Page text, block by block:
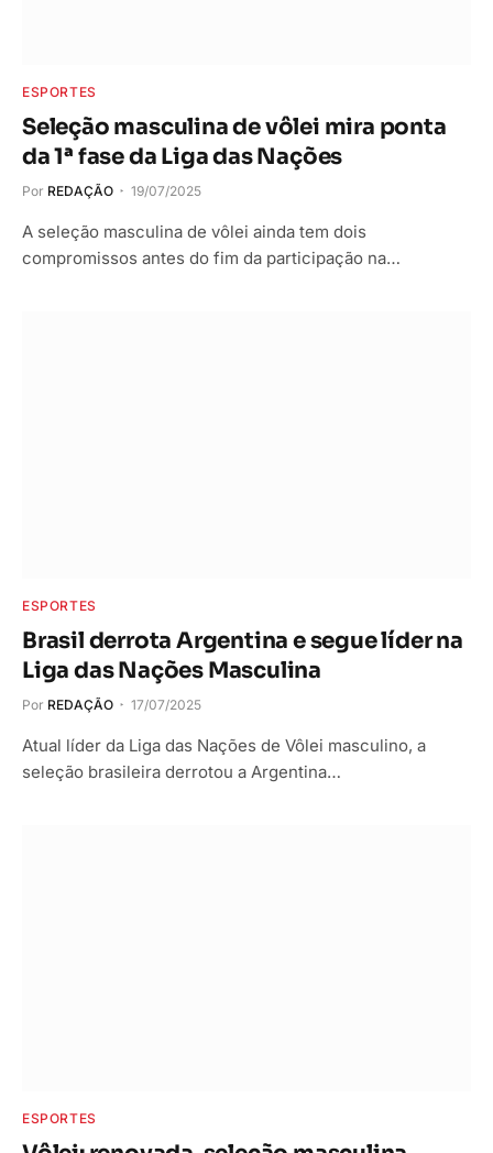
ESPORTES
Seleção masculina de vôlei mira ponta
da 1ª fase da Liga das Nações
Por REDAÇÃO 19/07/2025
A seleção masculina de vôlei ainda tem dois
compromissos antes do fim da participação na…
ESPORTES
Brasil derrota Argentina e segue líder na
Liga das Nações Masculina
Por REDAÇÃO 17/07/2025
Atual líder da Liga das Nações de Vôlei masculino, a
seleção brasileira derrotou a Argentina…
ESPORTES